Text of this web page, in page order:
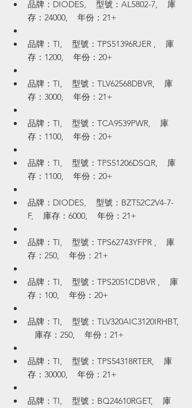
品牌：DIODES,    型號：AL5802-7,    庫
存：24000,    年份：21+
品牌：TI,    型號：TPS51396RJER ,    庫
存：1200,    年份：20+
品牌：TI,    型號：TLV62568DBVR,    庫
存：3000,    年份：21+
品牌：TI,    型號：TCA9539PWR,    庫
存：1100,    年份：20+
品牌：TI,    型號：TPS51206DSQR,    庫
存：1100,    年份：20+
品牌：DIODES,    型號：BZT52C2V4-7-
F,    庫存：6000,    年份：21+
品牌：TI,    型號：TPS62743YFPR ,    庫
存：250,    年份：21+
品牌：TI,    型號：TPS2051CDBVR ,    庫
存：100,    年份：20+
品牌：TI,    型號：TLV320AIC3120IRHBT,
   庫存：250,    年份：21+
品牌：TI,    型號：TPS54318RTER,    庫
存：30000,    年份：21+
品牌：TI,    型號：BQ24610RGET,    庫